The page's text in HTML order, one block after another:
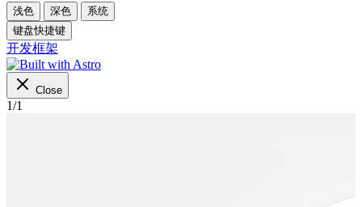
浅色 深色
系统
键盘快捷键
开发框架
Close
1/1